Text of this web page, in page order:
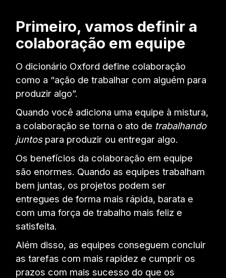
Primeiro, vamos definir a
colaboração em equipe
O dicionário Oxford define colaboração
como a “ação de trabalhar com alguém para
produzir algo”.
Quando você adiciona uma equipe à mistura,
a colaboração se torna o ato de trabalhando
juntospara produzir ou entregar algo.
Os benefícios da colaboração em equipe
são enormes. Quando as equipes trabalham
bem juntas, os projetos podem ser
entregues de forma mais rápida, barata e
com uma força de trabalho mais feliz e
satisfeita.
Além disso, as equipes conseguem concluir
as tarefas com mais rapidez e cumprir os
prazos com mais sucesso do que os